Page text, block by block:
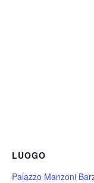
LUOGO
Palazzo Manzoni